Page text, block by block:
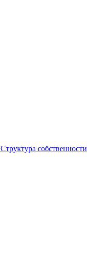
Структура собственности